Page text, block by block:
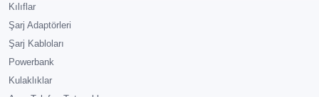
Kılıflar
Şarj Adaptörleri
Şarj Kabloları
Powerbank
Kulaklıklar